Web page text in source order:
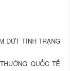
DỨT TÌNH TRẠNG
QUỐC TẾ